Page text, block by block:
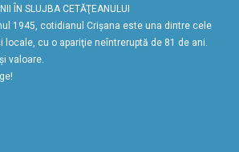
ÎN SLUJBA CETĂŢEANULUI
1945, cotidianul Crişana este una dintre cele
locale, cu o apariţie neîntreruptă de 81 de ani.
valoare.